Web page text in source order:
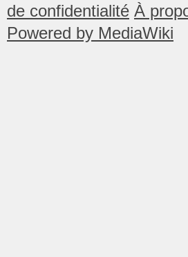
de confidentialité À
Powered by MediaWiki